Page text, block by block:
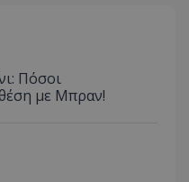
Πόσοι
με Μπραν!